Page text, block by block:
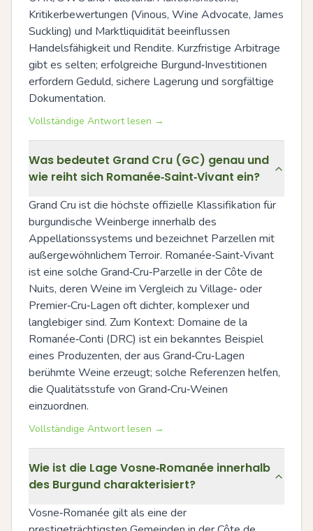
Kritikerbewertungen (Vinous, Wine Advocate, James
Suckling) und Marktliquidität beeinflussen
Handelsfähigkeit und Rendite. Kurzfristige Arbitrage
gibt es selten; erfolgreiche Burgund‑Investitionen
erfordern Geduld, sichere Lagerung und sorgfältige
Dokumentation.
Vollständige Antwort lesen →
Was bedeutet Grand Cru (GC) genau und
wie reiht sich Romanée‑Saint‑Vivant ein?
Grand Cru ist die höchste offizielle Klassifikation für
burgundische Weinberge innerhalb des
Appellationssystems und bezeichnet Parzellen mit
außergewöhnlichem Terroir. Romanée‑Saint‑Vivant
ist eine solche Grand‑Cru‑Parzelle in der Côte de
Nuits, deren Weine im Vergleich zu Village‑ oder
Premier‑Cru‑Lagen oft dichter, komplexer und
langlebiger sind. Zum Kontext: Domaine de la
Romanée‑Conti (DRC) ist ein bekanntes Beispiel
eines Produzenten, der aus Grand‑Cru‑Lagen
berühmte Weine erzeugt; solche Referenzen helfen,
die Qualitätsstufe von Grand‑Cru‑Weinen
einzuordnen.
Vollständige Antwort lesen →
Wie ist die Lage Vosne‑Romanée innerhalb
des Burgund charakterisiert?
Vosne‑Romanée gilt als eine der